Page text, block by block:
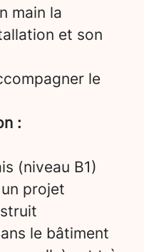
main la
et son
le
:
(niveau B1)
projet
le bâtiment